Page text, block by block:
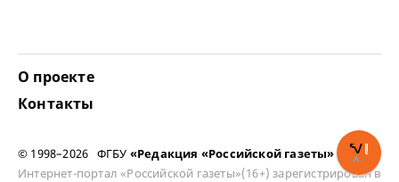
О проекте
Контакты
© 1998–2026 ФГБУ «Редакция «Российской газеты»
Интернет-портал «Российской газеты»(16+) зарегистрирован в